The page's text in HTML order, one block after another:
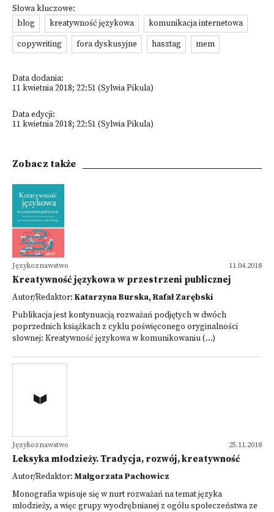
Słowa kluczowe:
blog
kreatywność językowa
komunikacja internetowa
copywriting
fora dyskusyjne hasztag mem
Data dodania:
11 kwietnia 2018; 22:51 (Sylwia Pikula)
Data edycji:
11 kwietnia 2018; 22:51 (Sylwia Pikula)
Zobacz także
11.04.2018
Językoznawstwo
Kreatywność językowa w przestrzeni publicznej
Autor/Redaktor: Katarzyna Burska, Rafał Zarębski
Publikacja jest kontynuacją rozważań podjętych w dwóch
poprzednich książkach z cyklu poświęconego oryginalności
słownej: Kreatywność językowa w komunikowaniu (...)
25.11.2018
Językoznawstwo
Leksyka młodzieży. Tradycja, rozwój, kreatywność
Autor/Redaktor:Małgorzata Pachowicz
Monografia wpisuje się w nurt rozważań na temat języka
młodzieży, a więc grupy wyodrębnianej z ogółu społeczeństwa ze